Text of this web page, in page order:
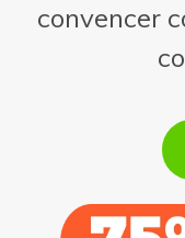
convencer